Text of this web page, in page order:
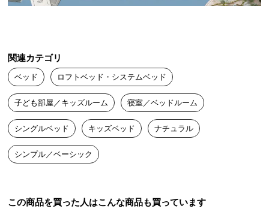
い
て
大
型
商
品
の
に
関連カテゴリ
ベッド ロフトベッド・システムベッド
子ども部屋／キッズルーム 寝室／ベッドルーム
シングルベッド キッズベッド ナチュラル
シンプル／ベーシック
この商品を買った人はこんな商品も買っています